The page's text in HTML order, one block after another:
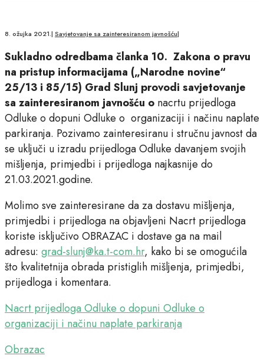
8. ožujka 2021.| Savjetovanje sa zainteresiranom javnošću|
Sukladno odredbama članka 10. Zakona o pravu
na pristup informacijama („Narodne novine“
25/13 i 85/15) Grad Slunj provodi savjetovanje
sa zainteresiranom javnošću o nacrtu prijedloga
Odluke o dopuni Odluke o organizaciji i načinu naplate
parkiranja. Pozivamo zainteresiranu i stručnu javnost da
se uključi u izradu prijedloga Odluke davanjem svojih
mišljenja, primjedbi i prijedloga najkasnije do
21.03.2021.godine.
Molimo sve zainteresirane da za dostavu mišljenja,
primjedbi i prijedloga na objavljeni Nacrt prijedloga
koriste isključivo OBRAZAC i dostave ga na mail
adresu: grad-slunj@ka.t-com.hr, kako bi se omogućila
što kvalitetnija obrada pristiglih mišljenja, primjedbi,
prijedloga i komentara.
Nacrt prijedloga Odluke o dopuni Odluke o
organizaciji i načinu naplate parkiranja
Obrazac